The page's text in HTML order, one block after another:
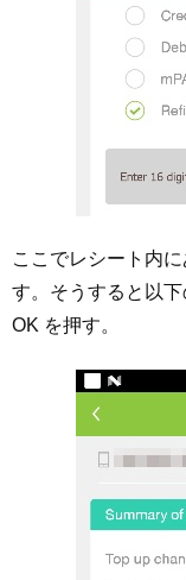
ここでレシート内
す。そうすると以
OK を押す。